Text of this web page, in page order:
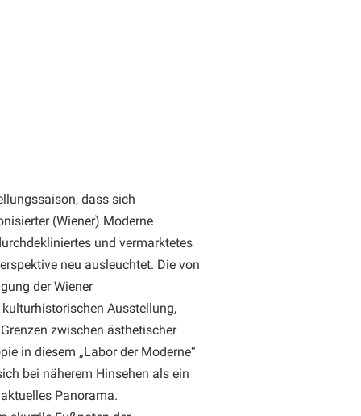
dass sich
(Wiener) Moderne
und vermarktetes
neu ausleuchtet. Die von
der Wiener
Ausstellung,
zwischen ästhetischer
in diesem „Labor der Moderne“
bei näherem Hinsehen als ein
Panorama.